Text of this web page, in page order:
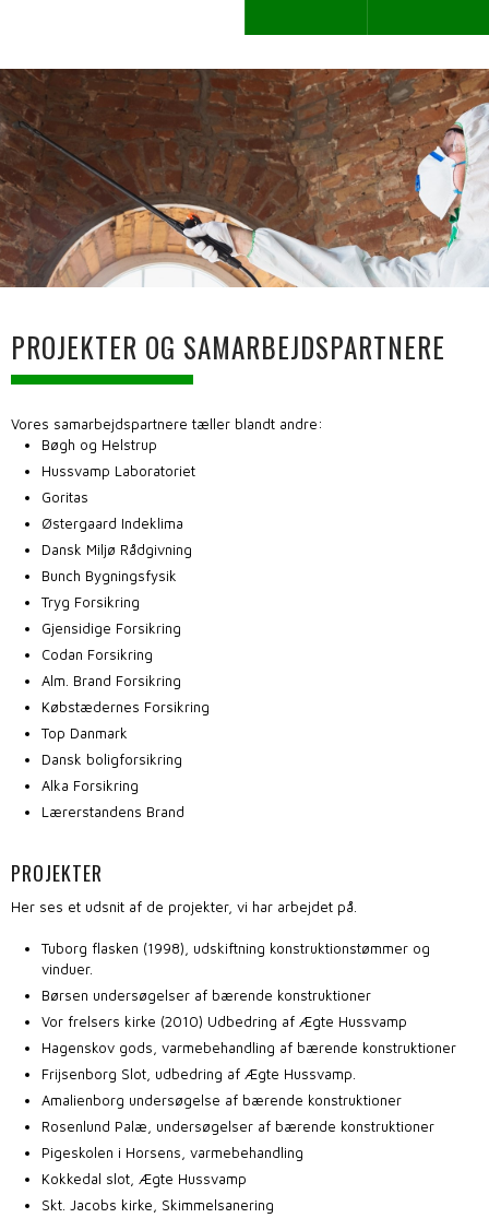
PROJEKTER OG SAMARBEJDSPARTNERE
Vores samarbejdspartnere tæller blandt andre:
Bøgh og Helstrup
Hussvamp Laboratoriet
Goritas
Østergaard Indeklima
Dansk Miljø Rådgivning
Bunch Bygningsfysik
Tryg Forsikring
Gjensidige Forsikring
Codan Forsikring
Alm. Brand Forsikring
Købstædernes Forsikring
Top Danmark
Dansk boligforsikring
Alka Forsikring
Lærerstandens Brand
​PROJEKTER
Her ses et udsnit af de projekter, vi har arbejdet på.
Tuborg flasken (1998), udskiftning konstruktionstømmer og
vinduer.
Børsen undersøgelser af bærende konstruktioner
Vor frelsers kirke (2010) Udbedring af Ægte Hussvamp
Hagenskov gods, varmebehandling af bærende konstruktioner
Frijsenborg Slot, udbedring af Ægte Hussvamp.
Amalienborg undersøgelse af bærende konstruktioner
Rosenlund Palæ, undersøgelser af bærende konstruktioner
Pigeskolen i Horsens, varmebehandling
Kokkedal slot, Ægte Hussvamp
Skt. Jacobs kirke, Skimmelsanering